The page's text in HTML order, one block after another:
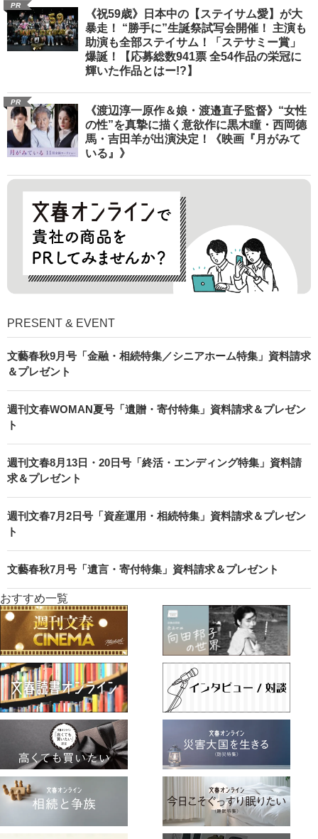
PR
《祝59歳》日本中の【ステイサム愛】が大
暴走！ “勝手に”生誕祭試写会開催！ 主演も
助演も全部ステイサム！「ステサミー賞」
爆誕！【応募総数941票 全54作品の栄冠に
輝いた作品とはー!?】
PR
《渡辺淳一原作＆娘・渡邉直子監督》“女性
の性”を真摯に描く意欲作に黒木瞳・西岡德
馬・吉田羊が出演決定！《映画『月がみて
いる』》
PRESENT & EVENT
文藝春秋9月号「金融・相続特集／シニアホーム特集」資料請求
＆プレゼント
週刊文春WOMAN夏号「遺贈・寄付特集」資料請求＆プレゼン
ト
週刊文春8月13日・20日号「終活・エンディング特集」資料請
求＆プレゼント
週刊文春7月2日号「資産運用・相続特集」資料請求＆プレゼン
ト
文藝春秋7月号「遺言・寄付特集」資料請求＆プレゼント
おすすめ一覧